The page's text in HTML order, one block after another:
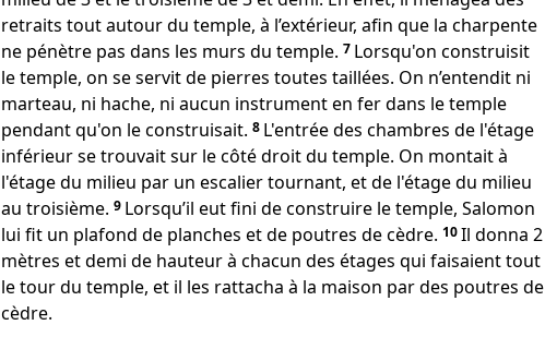
retraits tout autour du temple, à l’extérieur, afin que la charpente
ne pénètre pas dans les murs du temple. 7 Lorsqu'on construisit
le temple, on se servit de pierres toutes taillées. On n’entendit ni
marteau, ni hache, ni aucun instrument en fer dans le temple
pendant qu'on le construisait. 8 L'entrée des chambres de l'étage
inférieur se trouvait sur le côté droit du temple. On montait à
l'étage du milieu par un escalier tournant, et de l'étage du milieu
au troisième. 9 Lorsqu’il eut fini de construire le temple, Salomon
lui fit un plafond de planches et de poutres de cèdre. 10Il donna 2
mètres et demi de hauteur à chacun des étages qui faisaient tout
le tour du temple, et il les rattacha à la maison par des poutres de
cèdre.